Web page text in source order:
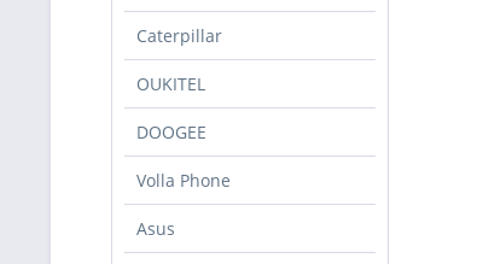
Caterpillar
OUKITEL
DOOGEE
Volla Phone
Asus